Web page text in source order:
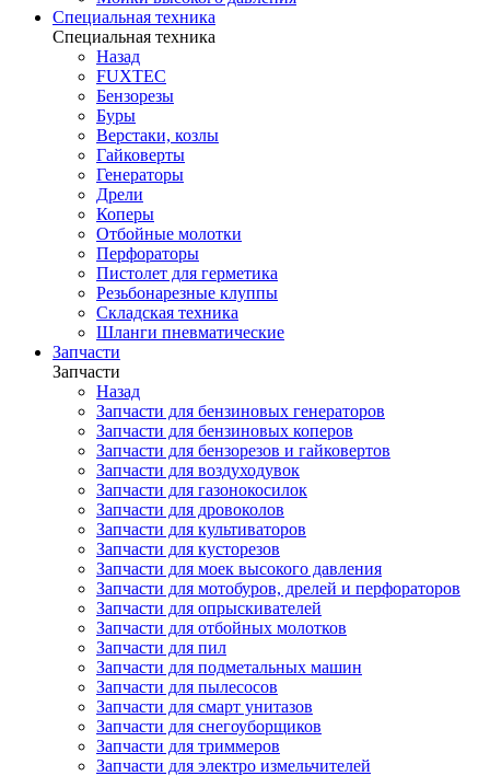
Специальная техника
Специальная техника
Назад
FUXTEC
Бензорезы
Буры
Верстаки, козлы
Гайковерты
Генераторы
Дрели
Коперы
Отбойные молотки
Перфораторы
Пистолет для герметика
Резьбонарезные клуппы
Складская техника
Шланги пневматические
Запчасти
Запчасти
Назад
Запчасти для бензиновых генераторов
Запчасти для бензиновых коперов
Запчасти для бензорезов и гайковертов
Запчасти для воздуходувок
Запчасти для газонокосилок
Запчасти для дровоколов
Запчасти для культиваторов
Запчасти для кусторезов
Запчасти для моек высокого давления
Запчасти для мотобуров, дрелей и перфораторов
Запчасти для опрыскивателей
Запчасти для отбойных молотков
Запчасти для пил
Запчасти для подметальных машин
Запчасти для пылесосов
Запчасти для смарт унитазов
Запчасти для снегоуборщиков
Запчасти для триммеров
Запчасти для электро измельчителей